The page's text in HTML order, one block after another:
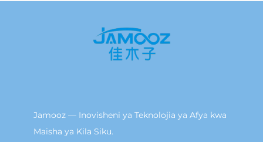
Jamooz — Inovisheni ya Teknolojia ya Afya kwa
Maisha ya Kila Siku.